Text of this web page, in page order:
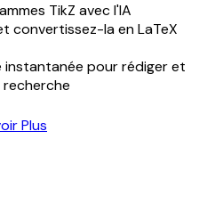
TikZ avec l'IA
convertissez-la en LaTeX
instantanée pour rédiger et
Plus